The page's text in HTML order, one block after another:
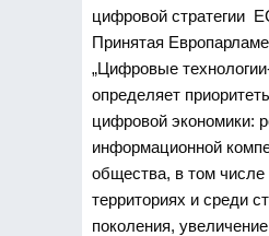
цифровой стратегии
Принятая
„Цифровые
определяет
цифровой экономики:
информационной
общества, в том
территориях и среди
поколения,